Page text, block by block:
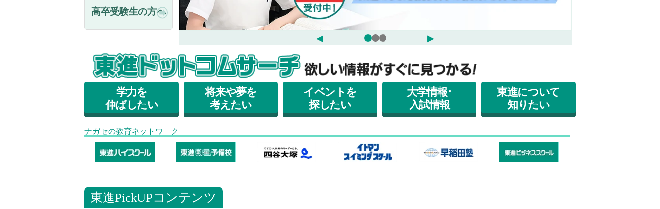
高卒受験生の方へ
◀ ▶
学力を
伸ばしたい
将来や夢を
考えたい
イベントを
探したい
大学情報･
入試情報
東進について
知りたい
ナガセの教育ネットワーク
東進PickUPコンテンツ